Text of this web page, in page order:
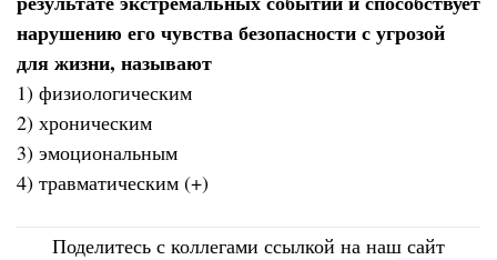
нарушению его чувства безопасности с угрозой
для жизни, называют
1) физиологическим
2) хроническим
3) эмоциональным
4) травматическим (+)
Поделитесь с коллегами ссылкой на наш сайт